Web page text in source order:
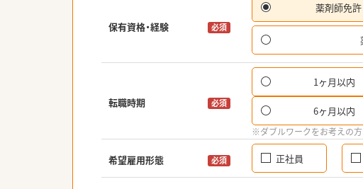
保有資格・経験 必須
薬剤師免許
転職時期 必須
1ヶ月以内
6ヶ月以内
※ダブルワークをお考えの
希望雇用形態 必須 正社員